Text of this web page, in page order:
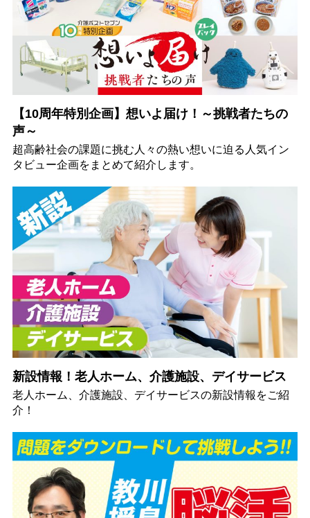
【10周年特別企画】想いよ届け！～挑戦者たちの
声～
超高齢社会の課題に挑む人々の熱い想いに迫る人気イン
タビュー企画をまとめて紹介します。
新設情報！老人ホーム、介護施設、デイサービス
老人ホーム、介護施設、デイサービスの新設情報をご紹
介！